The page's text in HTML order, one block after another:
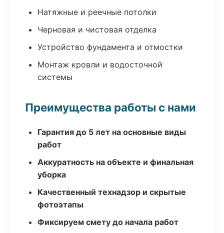
Натяжные и реечные потолки
Черновая и чистовая отделка
Устройство фундамента и отмостки
Монтаж кровли и водосточной
системы
Преимущества работы с нами
Гарантия до 5 лет на основные виды
работ
Аккуратность на объекте и финальная
уборка
Качественный технадзор и скрытые
фотоэтапы
Фиксируем смету до начала работ